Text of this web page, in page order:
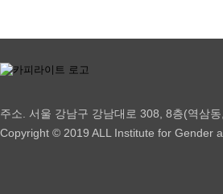
주소. 서울 강남구 강남대로 308, 8층(역삼
Copyright © 2019 ALL Institute for Gender